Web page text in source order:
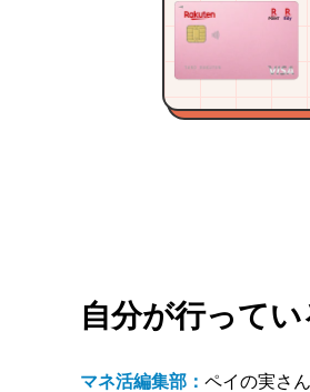
自分が行って
マネ活編集部： ペイの実さ